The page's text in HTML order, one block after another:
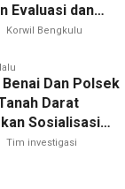
Evaluasi dan
APBDesa
Korwil Bengkulu
Dan Polsek
Darat
Sosialisasi
Kapolres
Ajak
Tim investigasi